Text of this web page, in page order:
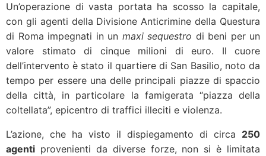
Un’operazione di vasta portata ha scosso la capitale,
con gli agenti della Divisione Anticrimine della Questura
di Roma impegnati in un maxi sequestro di beni per un
valore stimato di cinque milioni di euro. Il cuore
dell’intervento è stato il quartiere di San Basilio, noto da
tempo per essere una delle principali piazze di spaccio
della città, in particolare la famigerata “piazza della
coltellata”, epicentro di traffici illeciti e violenza.
L’azione, che ha visto il dispiegamento di circa 250
agenti provenienti da diverse forze, non si è limitata